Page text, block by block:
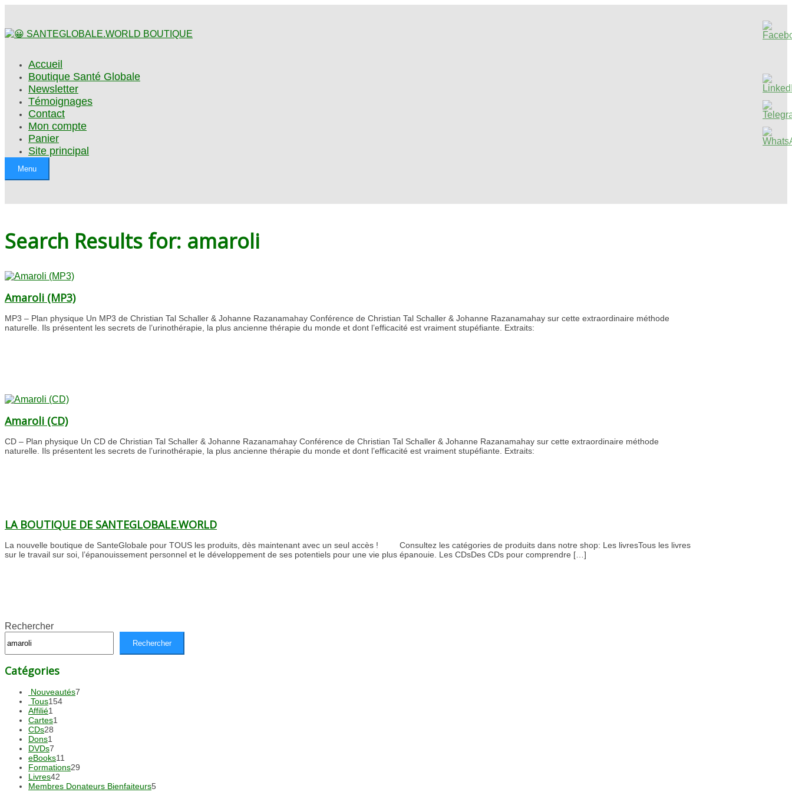
Accueil
Boutique Santé Globale
Newsletter
Témoignages
Contact
Mon compte
Panier
Site principal
Menu
Search Results for: amaroli
Amaroli (MP3)
MP3 – Plan physique Un MP3 de Christian Tal Schaller & Johanne Razanamahay Conférence de Christian Tal Schaller & Johanne Razanamahay sur cette extraordinaire méthode
naturelle. Ils présentent les secrets de l’urinothérapie, la plus ancienne thérapie du monde et dont l’efficacité est vraiment stupéfiante. Extraits:
Amaroli (CD)
CD – Plan physique Un CD de Christian Tal Schaller & Johanne Razanamahay Conférence de Christian Tal Schaller & Johanne Razanamahay sur cette extraordinaire méthode
naturelle. Ils présentent les secrets de l’urinothérapie, la plus ancienne thérapie du monde et dont l’efficacité est vraiment stupéfiante. Extraits:
LA BOUTIQUE DE SANTEGLOBALE.WORLD
La nouvelle boutique de SanteGlobale pour TOUS les produits, dès maintenant avec un seul accès ! Consultez les catégories de produits dans notre shop: Les livresTous les livres
sur le travail sur soi, l’épanouissement personnel et le développement de ses potentiels pour une vie plus épanouie. Les CDsDes CDs pour comprendre […]
Rechercher
Rechercher
Catégories
Nouveautés7
Tous154154
Affilié1
produit
Cartes1
CDs28
Dons1
produit
DVDs7
produits
eBooks11
produits
Formations29
Livres42
produits
Membres Donateurs Bienfaiteurs55